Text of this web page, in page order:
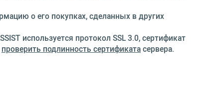
о его покупках, сделанных в других
используется протокол SSL 3.0, сертификат
проверить подлинность сертификатасервера.